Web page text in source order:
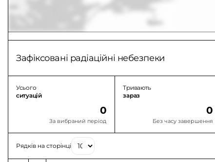
Зафіксовані радіаційні небезпеки
Усього
ситуацій
0
За вибраний період
Тривають
зараз
0
Без часу завершення
Рядків на сторінці